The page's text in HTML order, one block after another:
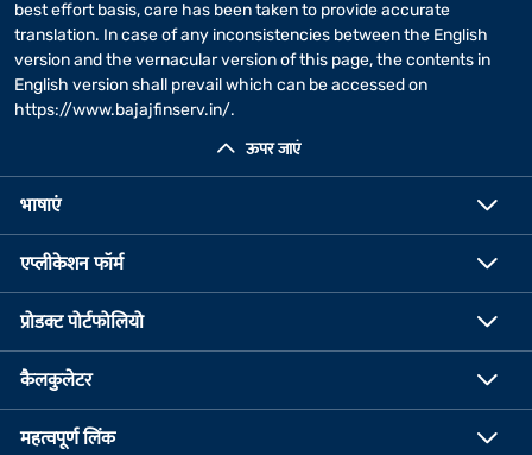
ऊपर जाएं
best effort basis, care has been taken to provide accurate
translation. In case of any inconsistencies between the English
version and the vernacular version of this page, the contents in
English version shall prevail which can be accessed on
https://www.bajajfinserv.in/.
भाषाएं
एप्लीकेशन फॉर्म
प्रोडक्ट पोर्टफोलियो
कैलकुलेटर
महत्वपूर्ण लिंक